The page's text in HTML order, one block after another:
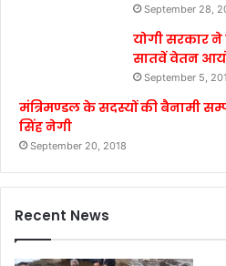
September 28,
योगी सरकार ने
सातवें वेतन
September 5,
मंत्रिमण्डल के सदस्यों की बैनामी
सिंह नेगी
September 20, 2018
Recent News